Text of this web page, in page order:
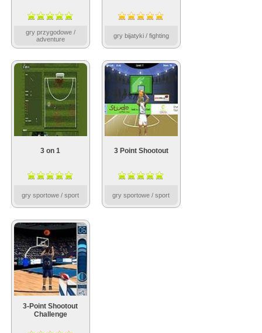
gry przygodowe /
adventure
gry bijatyki / fighting
3 on 1
gry sportowe / sport
3 Point Shootout
gry sportowe / sport
3-Point Shootout
Challenge